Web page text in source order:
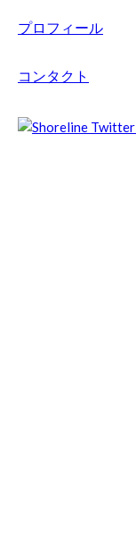
プロフィール
コンタクト